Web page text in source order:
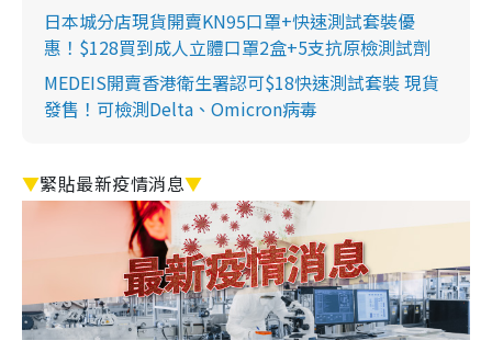
日本城分店現貨開賣KN95口罩+快速測試套裝優
惠！$128買到成人立體口罩2盒+5支抗原檢測試劑
MEDEIS開賣香港衛生署認可$18快速測試套裝 現貨
發售！可檢測Delta、Omicron病毒
▼緊貼最新疫情消息▼